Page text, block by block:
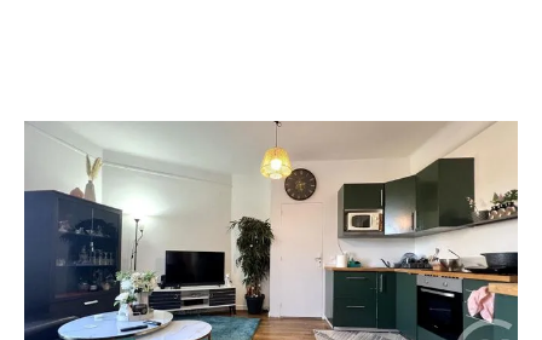
ST OUEN L AUMONE 95
31,69 m
2, 2 pièces
Ref : 677581
Appartement F2 à vendre
99 000 €